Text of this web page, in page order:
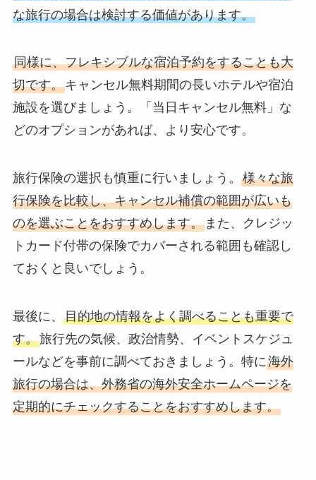
な旅行の場合は検討する価値があります。
同様に、フレキシブルな宿泊予約をすることも大
切です。キャンセル無料期間の長いホテルや宿泊
施設を選びましょう。「当日キャンセル無料」な
どのオプションがあれば、より安心です。
旅行保険の選択も慎重に行いましょう。 様々な旅
行保険を比較し、キャンセル補償の範囲が広いも
のを選ぶことをおすすめします。また、クレジッ
トカード付帯の保険でカバーされる範囲も確認し
ておくと良いでしょう。
最後に、 目的地の情報をよく調べることも重要で
す。旅行先の気候、政治情勢、イベントスケジュ
ールなどを事前に調べておきましょう。特に海外
旅行の場合は、外務省の海外安全ホームページを
定期的にチェックすることをおすすめします。